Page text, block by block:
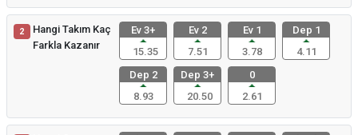
2
Hangi Takım Kaç
Farkla Kazanır
Ev 3+
15.35
Ev 2
7.51
Ev 1
3.78
Dep 1
4.11
Dep 2
8.93
Dep 3+
20.50
0
2.61